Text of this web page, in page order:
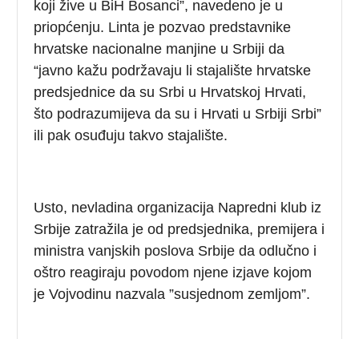
koji žive u BiH Bosanci”, navedeno je u
priopćenju. Linta je pozvao predstavnike
hrvatske nacionalne manjine u Srbiji da
“javno kažu podržavaju li stajalište hrvatske
predsjednice da su Srbi u Hrvatskoj Hrvati,
što podrazumijeva da su i Hrvati u Srbiji Srbi”
ili pak osuđuju takvo stajalište.
Usto, nevladina organizacija Napredni klub iz
Srbije zatražila je od predsjednika, premijera i
ministra vanjskih poslova Srbije da odlučno i
oštro reagiraju povodom njene izjave kojom
je Vojvodinu nazvala ”susjednom zemljom”.